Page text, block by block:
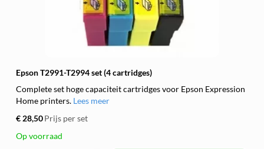
Epson T2991-T2994 set (4 cartridges)
Complete set hoge capaciteit cartridges voor Epson Expression
Home printers. Lees meer
€ 28,50Prijs per set
Op voorraad